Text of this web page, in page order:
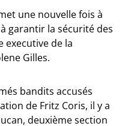
une nouvelle fois à
garantir la sécurité des
executive de la
Gilles.
bandits accusés
de Fritz Coris, il y a
deuxième section